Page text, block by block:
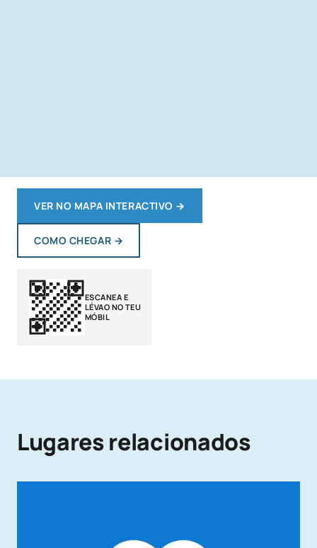
VER NO MAPA INTERACTIVO →
COMO CHEGAR →
ESCANEA E
LÉVAO NO TEU
MÓBIL
Lugares relacionados